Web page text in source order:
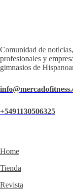
Comunidad de
profesionales y
gimnasios de
+5491130506325
Home
Tienda
Revista